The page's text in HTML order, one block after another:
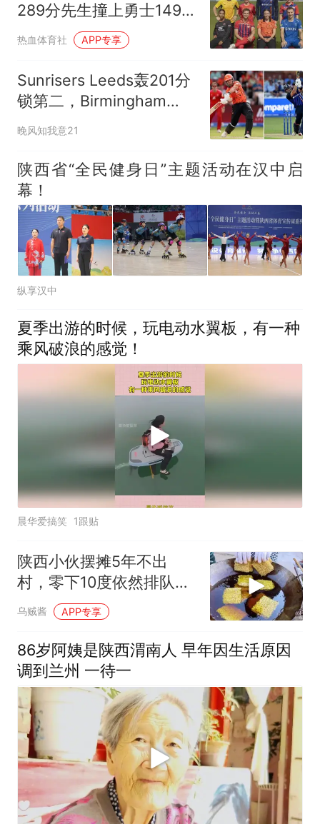
289分先生撞上勇士149分
全能王，特伦特桥谁能称
热血体育社 APP专享
Sunrisers Leeds轰201分
锁第二，Birmingham
Phoenix遭遇六连败
晚风知我意21
陕西省“全民健身日”主题活动在汉中启
幕！
纵享汉中
夏季出游的时候，玩电动水翼板，有一种
乘风破浪的感觉！
晨华爱搞笑 1跟贴
陕西小伙摆摊5年不出
村，零下10度依然排队，
大妈说：就爱这口
乌贼酱 APP专享
86岁阿姨是陕西渭南人 早年因生活原因
调到兰州 一待一